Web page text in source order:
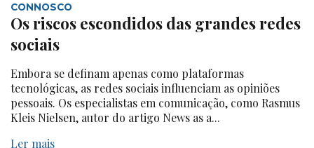
CONNOSCO
Os riscos escondidos das grandes redes
sociais
Embora se definam apenas como plataformas
tecnológicas, as redes sociais influenciam as opiniões
pessoais. Os especialistas em comunicação, como Rasmus
Kleis Nielsen, autor do artigo News as a...
Ler mais